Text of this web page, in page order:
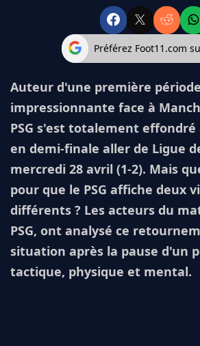
Préférez Foot11.com
Auteur d'une première période
impressionnante face à
PSG s'est totalement effondré
en demi-finale aller de Ligue
mercredi 28 avril (1-2). Mais
pour que le PSG affiche deux
différents ? Les acteurs du
PSG, ont analysé ce
situation après la pause d'un
tactique, physique et mental.